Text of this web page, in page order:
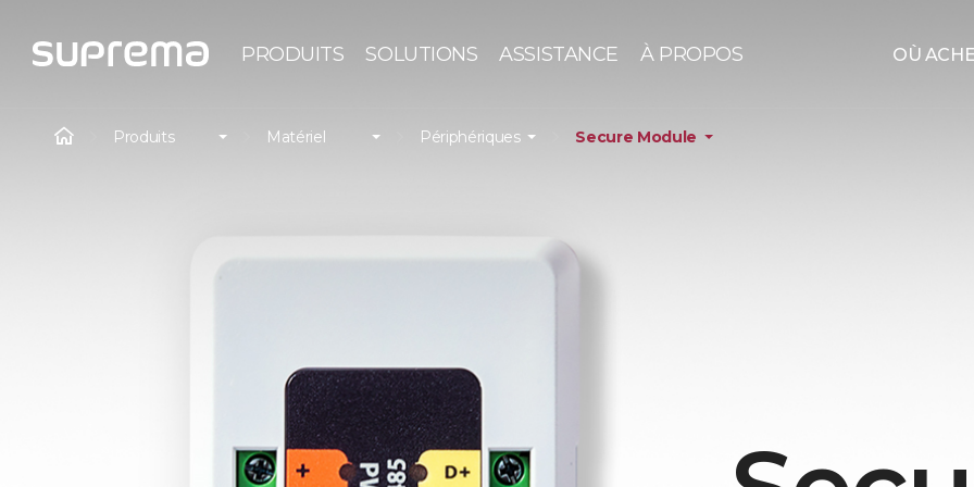
PRODUITS SOLUTIONS ASSISTANCE À PROPOS OÙ
Produits Matériel Périphériques Secure Module